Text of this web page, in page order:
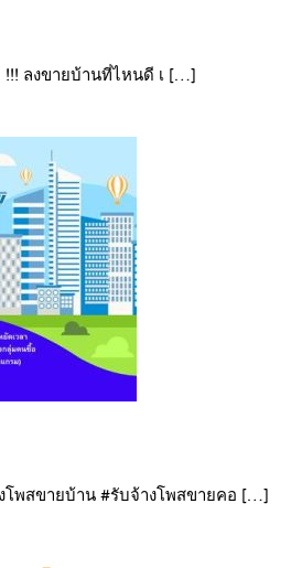
ลงขายบ้านที่ไหนดี เ […]
โพสขายบ้าน #รับจ้างโพสขายคอ […]